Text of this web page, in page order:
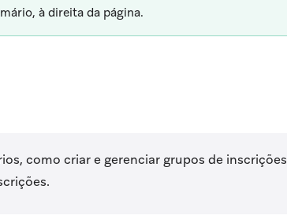
à direita da página.
como criar e gerenciar grupos de inscrições